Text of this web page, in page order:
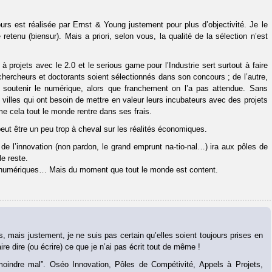
est réalisée par Ernst & Young justement pour plus d’objectivité. Je le
(biensur). Mais a priori, selon vous, la qualité de la sélection n’est
projets avec le 2.0 et le serious game pour l’Industrie sert surtout à faire
et doctorants soient sélectionnés dans son concours ; de l’autre,
le numérique, alors que franchement on l’a pas attendue. Sans
qui ont besoin de mettre en valeur leurs incubateurs avec des projets
cela tout le monde rentre dans ses frais.
être un peu trop à cheval sur les réalités économiques.
l’innovation (non pardon, le grand emprunt na-tio-nal…) ira aux pôles de
reste.
Mais du moment que tout le monde est content.
mais justement, je ne suis pas certain qu’elles soient toujours prises en
dire (ou écrire) ce que je n’ai pas écrit tout de même !
mal”. Oséo Innovation, Pôles de Compétivité, Appels à Projets,